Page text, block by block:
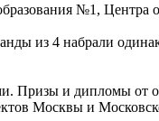
№1,
из 4 набрали
Призы и дипломы от
Москвы и